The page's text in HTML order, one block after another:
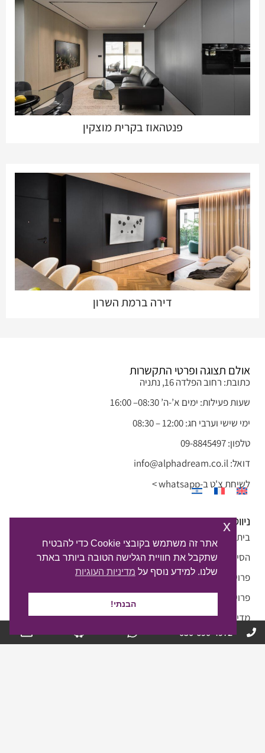
פנטהאוז בקרית מוצקין
דירה ברמת השרון
בית במושב קדימה
אולם תצוגה ופרטי התקשרות
כתובת: רחוב הפלדה 16, נתניה
שעות פעילות: ימים א’-ה’ 08:30– 16:00
ימי שישי וערבי חג: 12:00 – 08:30
טלפון: 09-8845497
דואל: info@alphadream.co.il
לשיחת צ'ט ב-whatsapp >
ניווט
בית
הסיפור שלנו
פרויקטים פרטיים
פרויקטים מסחרים
מדיה
צור קשר050-690-4972
אתר זה משתמש בקובצי Cookie כדי להבטיח
שתקבל את חוויית הגלישה הטובה ביותר באתר
שלנו. למידע נוסף על מדיניות העוגיות
הבנתי!
x